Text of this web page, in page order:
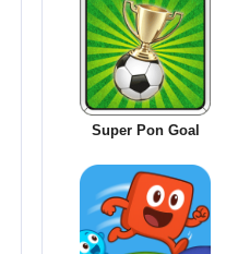
Super Pon Goal